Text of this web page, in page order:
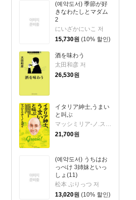
(예약도서) 季節が好
きなわたしとマダム
2
にいざかにいこ 저
15,730원 (10% 할인)
酒を味わう
太田和彦 저
26,530원
イタリア紳士,うまい
と叫ぶ
マッシミリア-ノ.ス 저
21,700원
(예약도서) うちはお
っぺけ 3姉妹といっ
しょ(11)
松本 ぷりっつ 저
13,020원 (10% 할인)